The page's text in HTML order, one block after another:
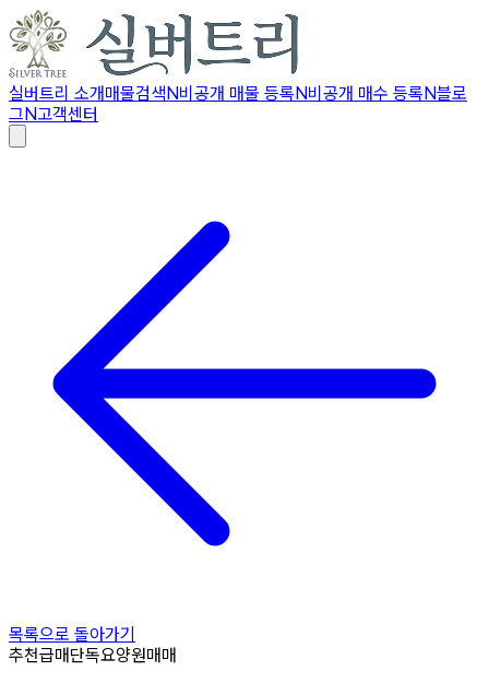
실버트리 소개매물검색N비공개 매물 등록N비공개 매수 등록N블로
그N고객센터
목록으로 돌아가기
추천급매단독요양원매매